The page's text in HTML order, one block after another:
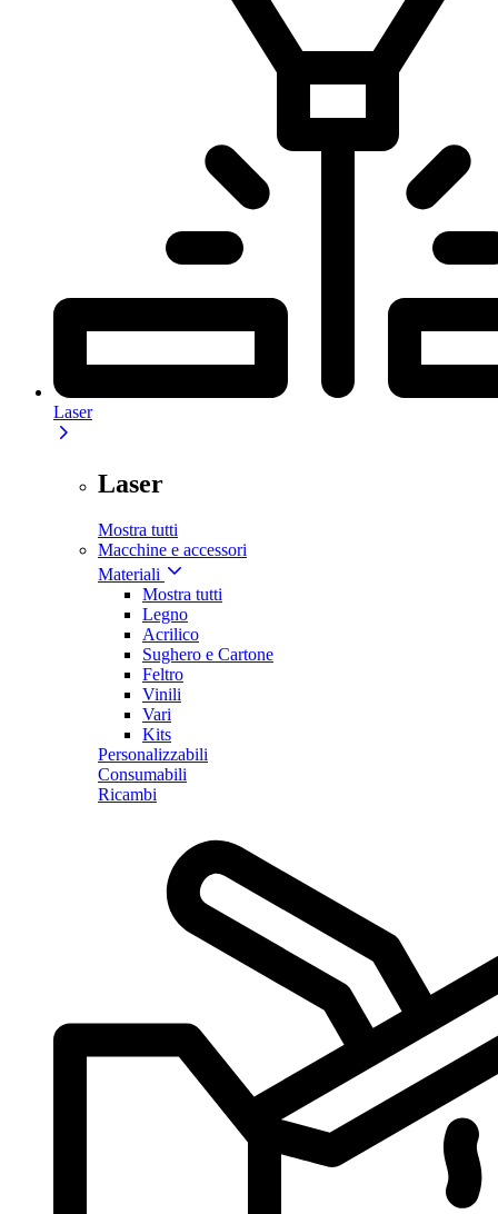
Laser
Laser
Mostra tutti
Macchine e accessori
Materiali
Mostra tutti
Legno
Acrilico
Sughero e Cartone
Feltro
Vinili
Vari
Kits
Personalizzabili
Consumabili
Ricambi